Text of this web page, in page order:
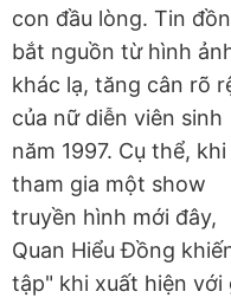
con đầu lòng. Tin đồn
bắt nguồn từ hình
khác lạ, tăng cân rõ
của nữ diễn viên sinh
năm 1997. Cụ thể, khi
tham gia một show
truyền hình mới đây,
Quan Hiểu Đồng
tập" khi xuất hiện